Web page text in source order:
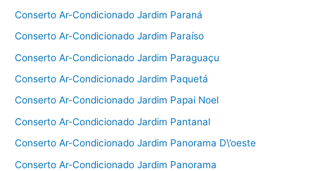
Conserto Ar-Condicionado Jardim Paraná
Conserto Ar-Condicionado Jardim Paraíso
Conserto Ar-Condicionado Jardim Paraguaçu
Conserto Ar-Condicionado Jardim Paquetá
Conserto Ar-Condicionado Jardim Papai Noel
Conserto Ar-Condicionado Jardim Pantanal
Conserto Ar-Condicionado Jardim Panorama D\’oeste
Conserto Ar-Condicionado Jardim Panorama